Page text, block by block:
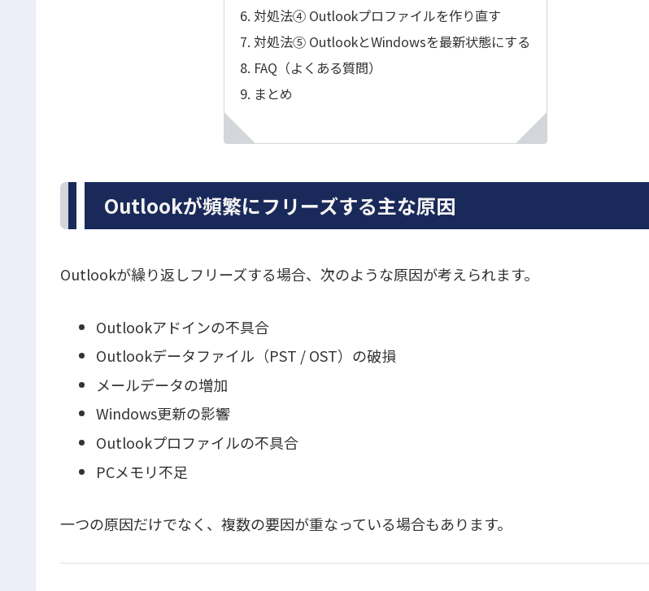
対処法④ Outlookプロファイルを作り直す
対処法⑤ OutlookとWindowsを最新状態にする
FAQ（よくある質問）
まとめ
Outlookが頻繁にフリーズする主な原因
Outlookが繰り返しフリーズする場合、次のような原因が考えられます。
Outlookアドインの不具合
Outlookデータファイル（PST / OST）の破損
メールデータの増加
Windows更新の影響
Outlookプロファイルの不具合
PCメモリ不足
一つの原因だけでなく、複数の要因が重なっている場合もあります。